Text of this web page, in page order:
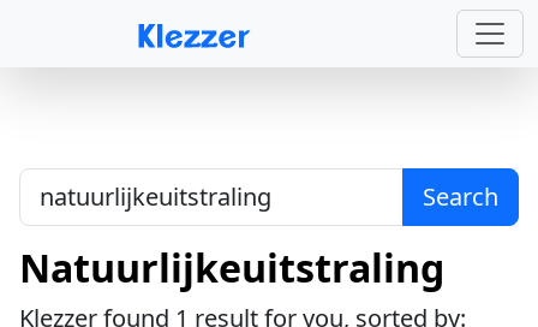
Search
Natuurlijkeuitstraling
Klezzer found 1 result for you, sorted by: